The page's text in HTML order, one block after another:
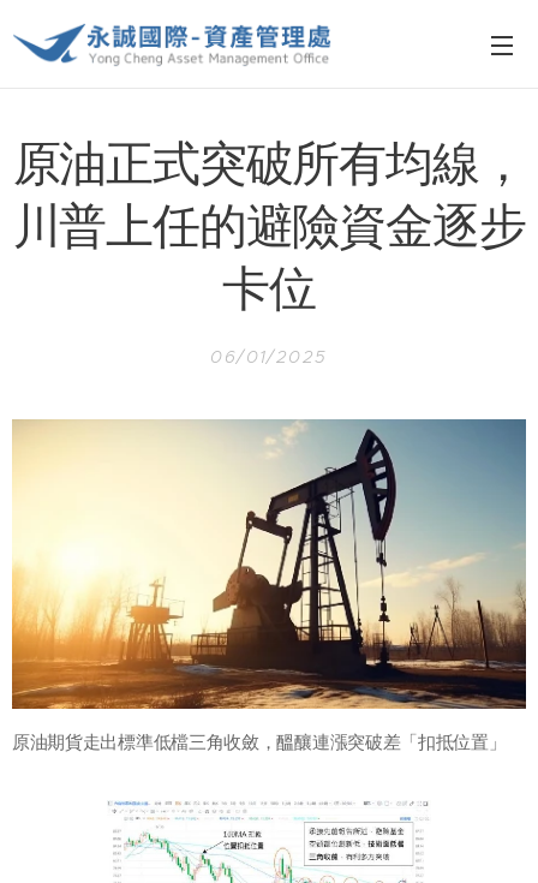
原油正式突破所有均線，
川普上任的避險資金逐步
卡位
06/01/2025
原油期貨走出標準低檔三角收斂，醞釀連漲突破差「扣抵位置」